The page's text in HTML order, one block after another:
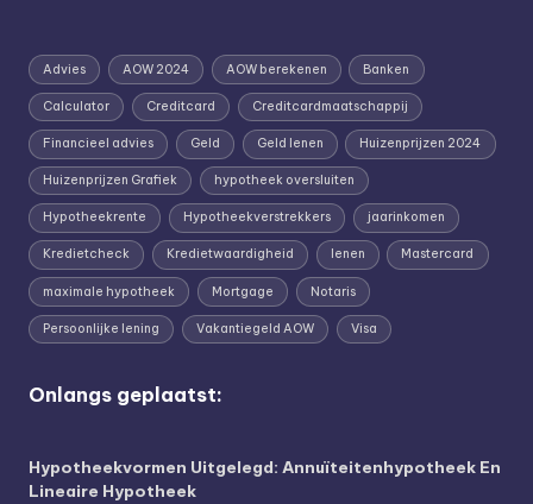
Advies AOW 2024 AOW berekenen Banken
Calculator Creditcard Creditcardmaatschappij
Financieel advies Geld Geld lenen Huizenprijzen 2024
Huizenprijzen Grafiek hypotheek oversluiten
Hypotheekrente Hypotheekverstrekkers jaarinkomen
Kredietcheck Kredietwaardigheid lenen Mastercard
maximale hypotheek Mortgage Notaris
Persoonlijke lening Vakantiegeld AOW Visa
Onlangs geplaatst:
Hypotheekvormen Uitgelegd: Annuïteitenhypotheek En
Lineaire Hypotheek